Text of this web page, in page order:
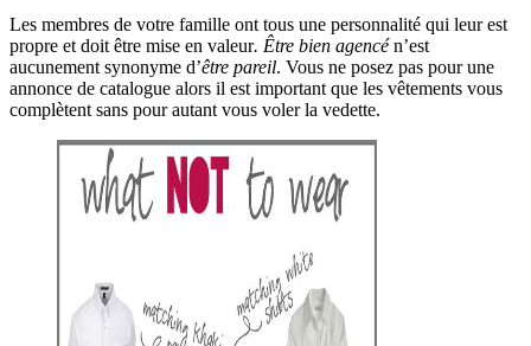
Les membres de votre famille ont tous une personnalité qui leur est
propre et doit être mise en valeur. Être bien agencén’est
aucunement synonyme d’être pareil. Vous ne posez pas pour une
annonce de catalogue alors il est important que les vêtements vous
complètent sans pour autant vous voler la vedette.